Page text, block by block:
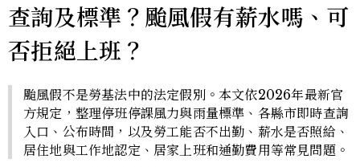
查詢及標準？颱風假有薪水嗎、可
否拒絕上班？
颱風假不是勞基法中的法定假別。本文依2026年最新官
方規定，整理停班停課風力與雨量標準、各縣市即時查詢
入口、公布時間，以及勞工能否不出勤、薪水是否照給、
居住地與工作地認定、居家上班和通勤費用等常見問題。